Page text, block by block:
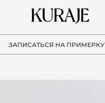
ЗАПИСАТЬСЯ НА ПРИМЕРКУ